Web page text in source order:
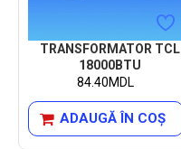
TRANSFORMATOR TCL
18000BTU
84.40MDL
ADAUGĂ ÎN COŞ